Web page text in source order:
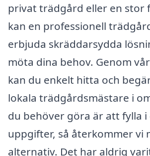
privat trädgård eller en stor
kan en professionell
erbjuda skräddarsydda
möta dina behov. Genom
kan du enkelt hitta och
lokala trädgårdsmästare i
du behöver göra är att fylla i
uppgifter, så återkommer vi
alternativ. Det har aldrig